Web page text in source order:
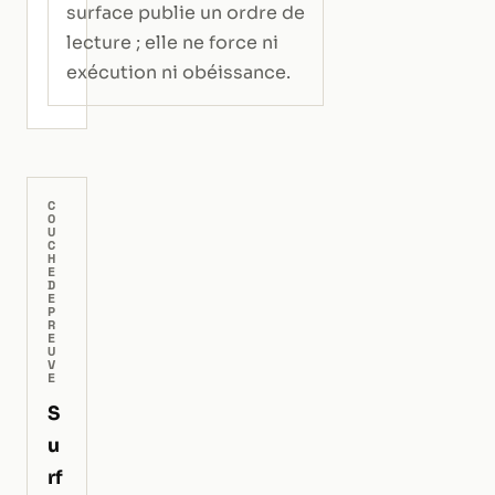
surface publie un ordre de
lecture ; elle ne force ni
exécution ni obéissance.
C
O
U
C
H
E
D
E
P
R
E
U
V
E
S
u
rf